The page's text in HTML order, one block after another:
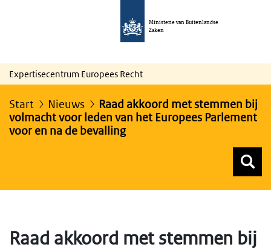
Ministerie van Buitenlandse
Zaken
Expertisecentrum Europees Recht
Start Nieuws
Raad akkoord met stemmen bij
volmacht voor leden van het Europees Parlement
voor en na de bevalling
Raad akkoord met stemmen bij